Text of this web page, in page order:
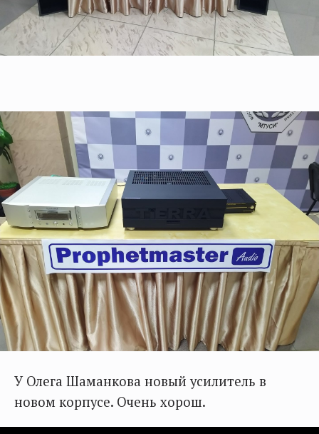
У Олега Шаманкова новый усилитель в
новом корпусе. Очень хорош.